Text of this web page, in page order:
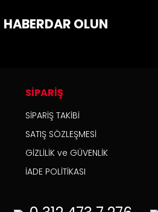
HABERDAR OLUN
SİPARİŞ
SİPARİŞ TAKİBİ
SATIŞ SÖZLEŞMESİ
GİZLİLİK ve GÜVENLİK
İADE POLİTİKASI